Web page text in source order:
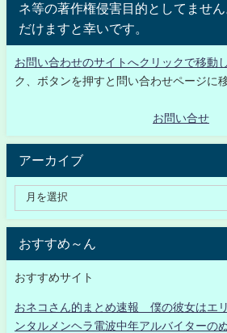
ネ等の著作権侵害目的としてませ
だけますと幸いです。
お問い合わせのサイトへクリックで移動
ク、ボタンを押すと問い合わせページに
お問い合せ
アーカイブ
おすすめ～ん
おすすめサイト
おネコさん的まとめ速報 僕の彼女はエ
ンタルメンヘラ電波中年アルバイターの